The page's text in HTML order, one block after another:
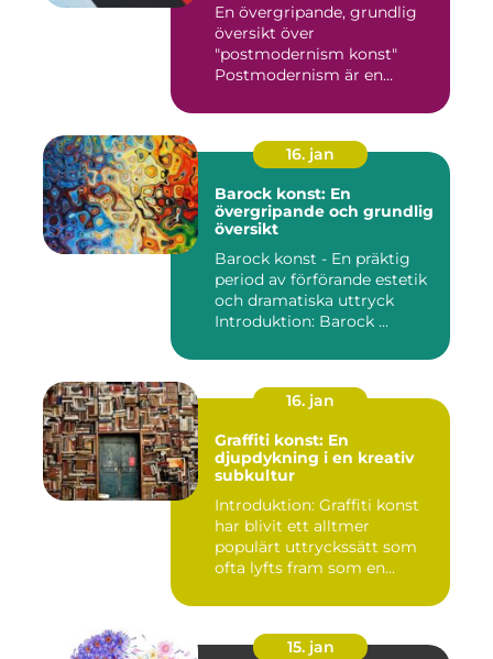
En övergripande, grundlig
översikt över
"postmodernism konst"
Postmodernism är en
16. jan
Barock konst: En
övergripande och grundlig
översikt
Barock konst - En präktig
period av förförande estetik
och dramatiska uttryck
Introduktion: Barock ...
16. jan
Graffiti konst: En
djupdykning i en kreativ
subkultur
Introduktion: Graffiti konst
har blivit ett alltmer
populärt uttryckssätt som
ofta lyfts fram som en...
15. jan